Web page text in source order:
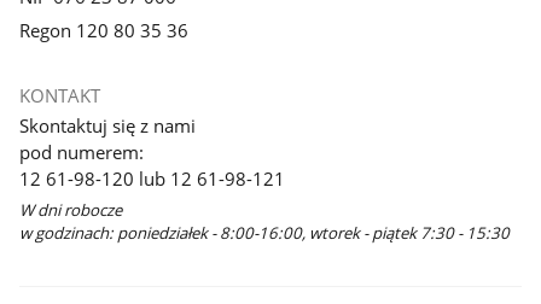
Regon 120 80 35 36
KONTAKT
Skontaktuj się z nami
pod numerem:
12 61-98-120 lub 12 61-98-121
W dni robocze
w godzinach: poniedziałek - 8:00-16:00, wtorek - piątek 7:30 - 15:30